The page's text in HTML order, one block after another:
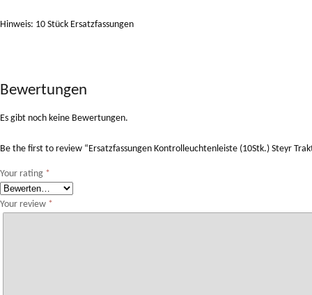
Hinweis: 10 Stück Ersatzfassungen
Bewertungen
Es gibt noch keine Bewertungen.
Be the first to review “Ersatzfassungen Kontrolleuchtenleiste (10Stk.) Steyr
Your rating *
Your review *